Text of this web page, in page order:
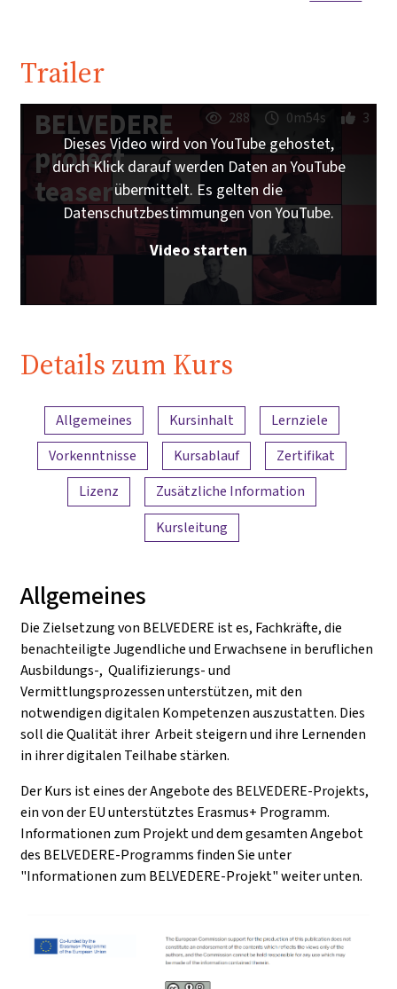
Trailer
BELVEDERE
project
teaser
288 0m54s 3
Dieses Video wird von YouTube gehostet,
durch Klick darauf werden Daten an YouTube
übermittelt. Es gelten die
Datenschutzbestimmungen von YouTube.
Video starten
Details zum Kurs
Inhaltsübersicht
Allgemeines Kursinhalt
Lernziele
Vorkenntnisse
Kursablauf
Zertifikat
Lizenz
Zusätzliche Information
Kursleitung
Allgemeines
Die Zielsetzung von BELVEDERE ist es, Fachkräfte, die
benachteiligte Jugendliche und Erwachsene in beruflichen
Ausbildungs-, Qualifizierungs- und
Vermittlungsprozessen unterstützen, mit den
notwendigen digitalen Kompetenzen auszustatten. Dies
soll die Qualität ihrer Arbeit steigern und ihre Lernenden
in ihrer digitalen Teilhabe stärken.
Der Kurs ist eines der Angebote des BELVEDERE-Projekts,
ein von der EU unterstütztes Erasmus+ Programm.
Informationen zum Projekt und dem gesamten Angebot
des BELVEDERE-Programms finden Sie unter
"Informationen zum BELVEDERE-Projekt" weiter unten.